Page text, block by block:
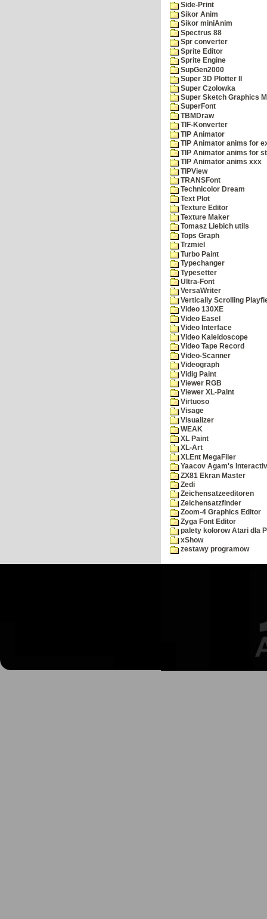
Side-Print
Sikor Anim
Sikor miniAnim
Spectrus 88
Spr converter
Sprite Editor
Sprite Engine
SupGen2000
Super 3D Plotter II
Super Czolowka
Super Sketch Graphics
SuperFont
TBMDraw
TIF-Konverter
TIP Animator
TIP Animator anims for
TIP Animator anims for
TIP Animator anims xxx
TIPView
TRANSFont
Technicolor Dream
Text Plot
Texture Editor
Texture Maker
Tomasz Liebich utils
Tops Graph
Trzmiel
Turbo Paint
Typechanger
Typesetter
Ultra-Font
VersaWriter
Vertically Scrolling
Video 130XE
Video Easel
Video Interface
Video Kaleidoscope
Video Tape Record
Video-Scanner
Videograph
Vidig Paint
Viewer RGB
Viewer XL-Paint
Virtuoso
Visage
Visualizer
WEAK
XL Paint
XL-Art
XLEnt MegaFiler
Yaacov Agam's
ZX81 Ekran Master
Zedi
Zeichensatzeeditoren
Zeichensatzfinder
Zoom-4 Graphics Editor
Zyga Font Editor
palety kolorow Atari dla
xShow
zestawy programow